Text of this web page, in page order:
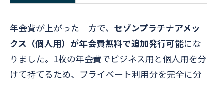
年会費が上がった一方で、 セゾンプラチナアメッ
クス（個人用）が年会費無料で追加発行可能にな
りました。1枚の年会費でビジネス用と個人用を分
けて持てるため、プライベート利用分を完全に分